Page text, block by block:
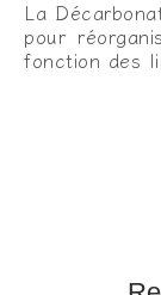
La
pour
fonction des